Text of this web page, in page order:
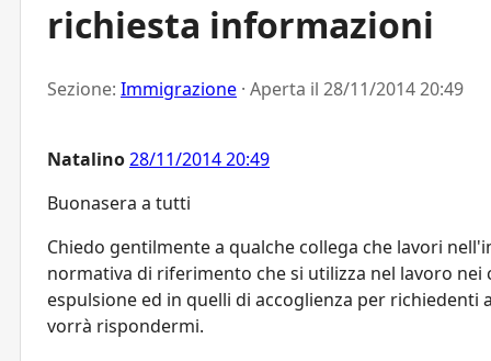
richiesta informazioni
Sezione: Immigrazione · Aperta il 28/11/2014 20:49
Natalino28/11/2014 20:49
Buonasera a tutti
Chiedo gentilmente a qualche collega che lavori
normativa di riferimento che si utilizza nel lavoro
espulsione ed in quelli di accoglienza per richiedenti
vorrà rispondermi.